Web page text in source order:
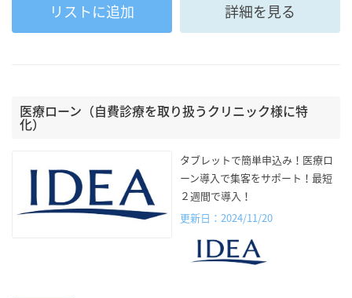
リストに追加 詳細を見る
医療ローン（自費診療を取り扱うクリニック様に特
化）
タブレットで簡単申込み！医療ロ
ーン導入で集客をサポート！最短
２週間で導入！
更新日：2024/11/20